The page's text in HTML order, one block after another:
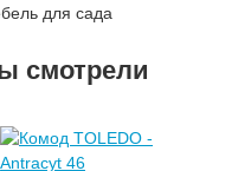
для сада
смотрели